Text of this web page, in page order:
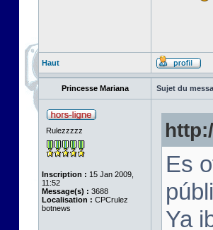
Haut
Princesse Mariana Sujet du
Rulezzzzz
Inscription : 15 Jan 2009,
11:52
Message(s) : 3688
Localisation : CPCrulez
botnews
Es
Ya